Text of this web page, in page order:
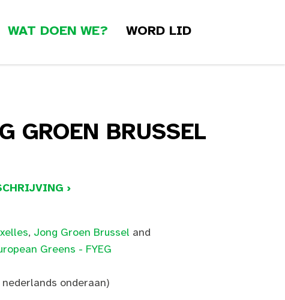
WAT DOEN WE? WORD LID
GROEN BRUSSEL
›
, Jong Groen Brussel and
Greens - FYEG
onderaan)